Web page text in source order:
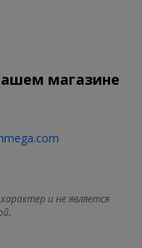
магазине
и не является